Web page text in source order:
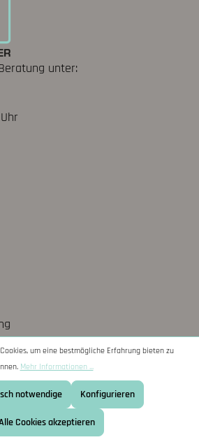
unter:
um eine bestmögliche Erfahrung bieten zu
Mehr Informationen ...
notwendige Konfigurieren
Cookies akzeptieren